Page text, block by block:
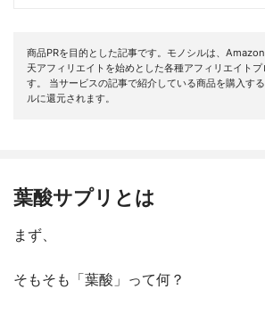
商品PRを目的とした記事です。モノシルは、
天アフィリエイトを始めとした各種アフィリエイト
す。 当サービスの記事で紹介している商品を購入す
ルに還元されます。
葉酸サプリとは
まず、
そもそも「葉酸」って何？